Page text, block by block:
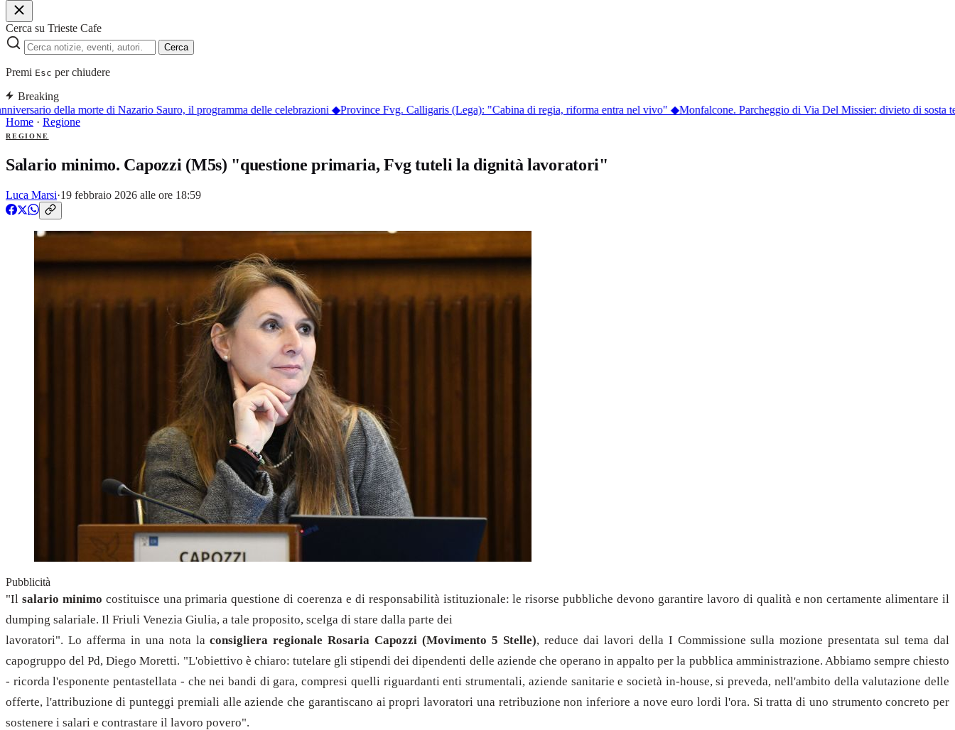
Cerca su Trieste Cafe
Cerca
Premi Esc per chiudere
Breaking
della morte di Nazario Sauro, il programma delle celebrazioni◆Province Fvg. Calligaris (Lega): "Cabina di regia, riforma entra nel vivo"◆Monfalcone. Parcheggio di Via Del Missier: divieto di sosta
Home · Regione
REGIONE
Salario minimo. Capozzi (M5s) "questione primaria, Fvg tuteli la dignità lavoratori"
Luca Marsi·19 febbraio 2026 alle ore 18:59
Pubblicità
"Il salario minimo costituisce una primaria questione di coerenza e di responsabilità istituzionale: le risorse pubbliche devono garantire lavoro di qualità e non certamente alimentare il
dumping salariale. Il Friuli Venezia Giulia, a tale proposito, scelga di stare dalla parte dei
lavoratori". Lo afferma in una nota laconsigliera regionale Rosaria Capozzi (Movimento 5 Stelle), reduce dai lavori della I Commissione sulla mozione presentata sul tema dal
capogruppo del Pd, Diego Moretti. "L'obiettivo è chiaro: tutelare gli stipendi dei dipendenti delle aziende che operano in appalto per la pubblica amministrazione. Abbiamo sempre chiesto
- ricorda l'esponente pentastellata - che nei bandi di gara, compresi quelli riguardanti enti strumentali, aziende sanitarie e società in-house, si preveda, nell'ambito della valutazione delle
offerte, l'attribuzione di punteggi premiali alle aziende che garantiscano ai propri lavoratori una retribuzione non inferiore a nove euro lordi l'ora. Si tratta di uno strumento concreto per
sostenere i salari e contrastare il lavoro povero".